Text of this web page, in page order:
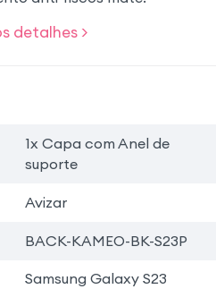
detalhes >
1x Capa com Anel de
suporte
Avizar
BACK-KAMEO-BK-S23P
Samsung Galaxy S23